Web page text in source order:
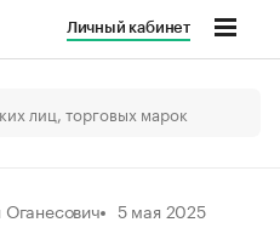
Личный кабинет
5 мая 2025